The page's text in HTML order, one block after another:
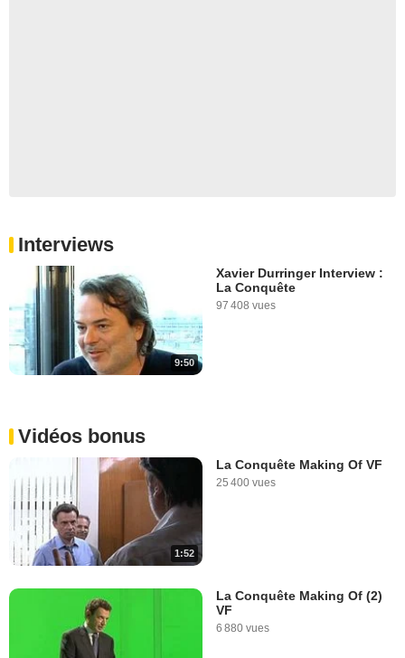
Interviews
9:50
Xavier Durringer Interview :
La Conquête
97 408 vues
Vidéos bonus
1:52
La Conquête Making Of VF
25 400 vues
La Conquête Making Of (2)
VF
6 880 vues